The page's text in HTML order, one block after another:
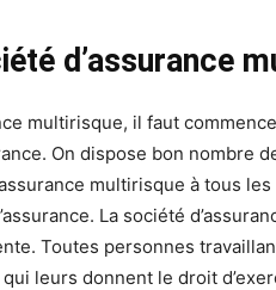
d’assurance
multirisque, il faut
On dispose bon nombre
multirisque à tous
La société
Toutes personnes
leurs donnent le droit